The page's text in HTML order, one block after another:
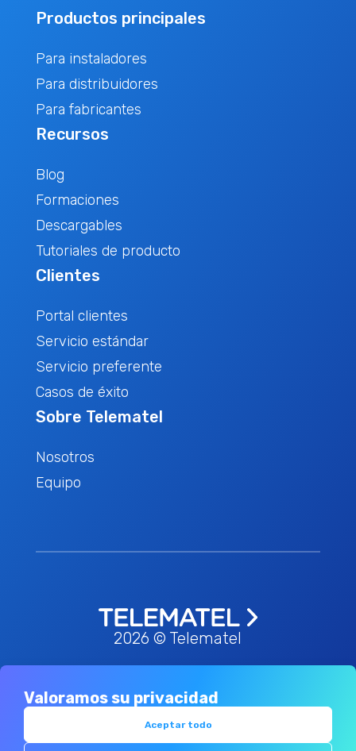
Valoramos su privacidad
Aceptar todo
Productos principales
Para instaladores
Para distribuidores
Para fabricantes
Recursos
Blog
Formaciones
Descargables
Tutoriales de producto
Clientes
Portal clientes
Servicio estándar
Servicio preferente
Casos de éxito
Sobre Telematel
Nosotros
Equipo
2026 © Telematel
Política de privacidad -
Política de redes sociales
- Política de cookies - Canal de